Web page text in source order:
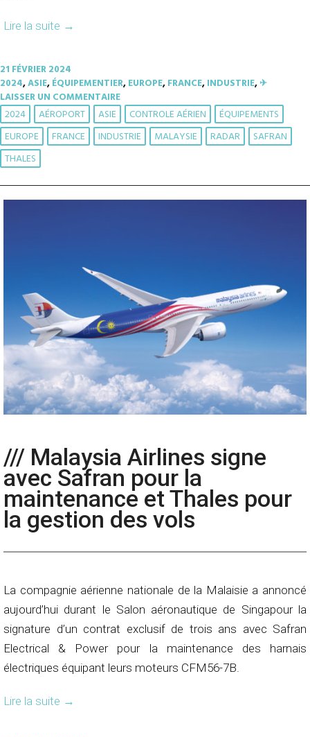
Lire la suite →
21 FÉVRIER 2024
2024,ASIE,ÉQUIPEMENTIER,EUROPE,FRANCE,INDUSTRIE,✈︎
LAISSER UN COMMENTAIRE
2024 AÉROPORT ASIE CONTROLE AÉRIEN
ÉQUIPEMENTS
EUROPE
FRANCE INDUSTRIE MALAYSIE RADAR
SAFRAN
THALES
/// Malaysia Airlines signe
avec Safran pour la
maintenance et Thales pour
la gestion des vols
La compagnie aérienne nationale de la Malaisie a annoncé
aujourd’hui durant le Salon aéronautique de Singapour la
signature d’un contrat exclusif de trois ans avec Safran
Electrical & Power pour la maintenance des harnais
électriques équipant leurs moteurs CFM56-7B.
Lire la suite →